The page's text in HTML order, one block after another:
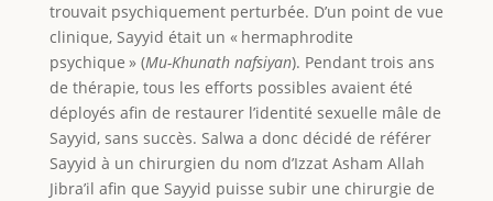
trouvait psychiquement perturbée. D’un point de vue
clinique, Sayyid était un « hermaphrodite
psychique » (Mu-Khunath nafsiyan). Pendant trois ans
de thérapie, tous les efforts possibles avaient été
déployés afin de restaurer l’identité sexuelle mâle de
Sayyid, sans succès. Salwa a donc décidé de référer
Sayyid à un chirurgien du nom d’Izzat Asham Allah
Jibra’il afin que Sayyid puisse subir une chirurgie de